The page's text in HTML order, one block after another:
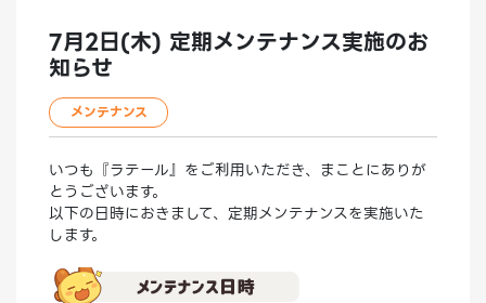
7月2日(木) 定期メンテナンス実施のお
知らせ
メンテナンス
いつも『ラテール』をご利用いただき、まことにありが
とうございます。
以下の日時におきまして、定期メンテナンスを実施いた
します。